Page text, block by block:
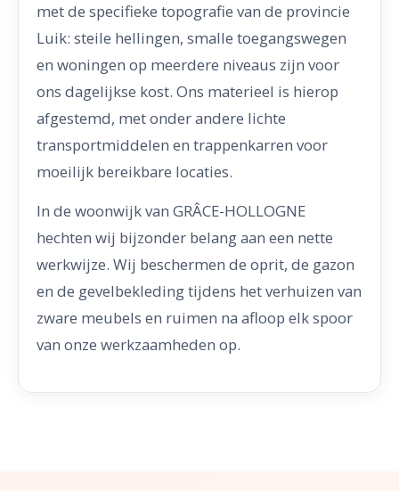
met de specifieke topografie van de provincie
Luik: steile hellingen, smalle toegangswegen
en woningen op meerdere niveaus zijn voor
ons dagelijkse kost. Ons materieel is hierop
afgestemd, met onder andere lichte
transportmiddelen en trappenkarren voor
moeilijk bereikbare locaties.
In de woonwijk van GRÂCE-HOLLOGNE
hechten wij bijzonder belang aan een nette
werkwijze. Wij beschermen de oprit, de gazon
en de gevelbekleding tijdens het verhuizen van
zware meubels en ruimen na afloop elk spoor
van onze werkzaamheden op.